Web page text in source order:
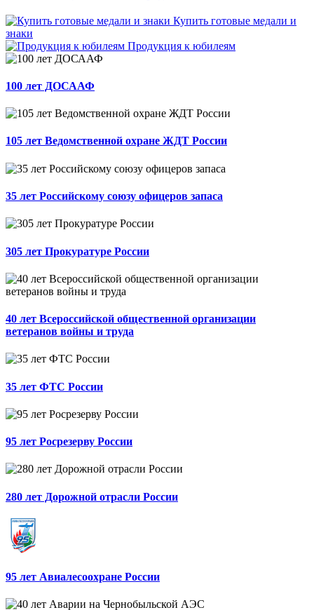
Купить готовые медали и
знаки
Продукция к юбилеям
100 лет ДОСААФ
105 лет Ведомственной охране ЖДТ России
35 лет Российскому союзу офицеров запаса
305 лет Прокуратуре России
40 лет Всероссийской общественной организации
ветеранов войны и труда
35 лет ФТС России
95 лет Росрезерву России
280 лет Дорожной отрасли России
95 лет Авиалесоохране России